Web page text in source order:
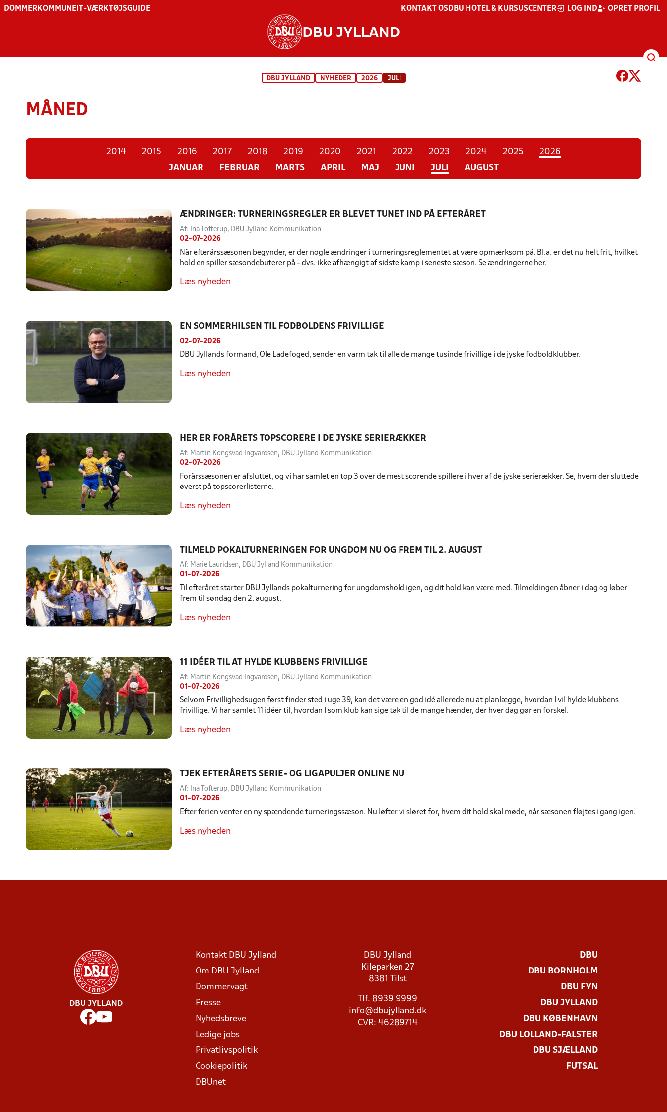
DOMMER KOMMUNE IT-VÆRKTØJSGUIDE KONTAKT OS DBU HOTEL & KURSUSCENTER LOG IND OPRET PROFIL
DBU JYLLAND
DBU JYLLAND NYHEDER 2026 JULI
MÅNED
2014 2015 2016 2017 2018 2019 2020 2021 2022 2023 2024 2025
2026
JANUAR
FEBRUAR MARTS APRIL MAJ JUNI JULI AUGUST
ÆNDRINGER: TURNERINGSREGLER ER BLEVET TUNET IND PÅ EFTERÅRET
Af: Ina Tofterup, DBU Jylland Kommunikation
02-07-2026
Når efterårssæsonen begynder, er der nogle ændringer i turneringsreglementet at være opmærksom på. Bl.a. er det nu helt frit, hvilket
hold en spiller sæsondebuterer på - dvs. ikke afhængigt af sidste kamp i seneste sæson. Se ændringerne her.
Læs nyheden
EN SOMMERHILSEN TIL FODBOLDENS FRIVILLIGE
02-07-2026
DBU Jyllands formand, Ole Ladefoged, sender en varm tak til alle de mange tusinde frivillige i de jyske fodboldklubber.
Læs nyheden
HER ER FORÅRETS TOPSCORERE I DE JYSKE SERIERÆKKER
Af: Martin Kongsvad Ingvardsen, DBU Jylland Kommunikation
02-07-2026
Forårssæsonen er afsluttet, og vi har samlet en top 3 over de mest scorende spillere i hver af de jyske serierækker. Se, hvem der sluttede
øverst på topscorerlisterne.
Læs nyheden
TILMELD POKALTURNERINGEN FOR UNGDOM NU OG FREM TIL 2. AUGUST
Af: Marie Lauridsen, DBU Jylland Kommunikation
01-07-2026
Til efteråret starter DBU Jyllands pokalturnering for ungdomshold igen, og dit hold kan være med. Tilmeldingen åbner i dag og løber
frem til søndag den 2. august.
Læs nyheden
11 IDÉER TIL AT HYLDE KLUBBENS FRIVILLIGE
Af: Martin Kongsvad Ingvardsen, DBU Jylland Kommunikation
01-07-2026
Selvom Frivillighedsugen først finder sted i uge 39, kan det være en god idé allerede nu at planlægge, hvordan I vil hylde klubbens
frivillige. Vi har samlet 11 idéer til, hvordan I som klub kan sige tak til de mange hænder, der hver dag gør en forskel.
Læs nyheden
TJEK EFTERÅRETS SERIE- OG LIGAPULJER ONLINE NU
Af: Ina Tofterup, DBU Jylland Kommunikation
01-07-2026
Efter ferien venter en ny spændende turneringssæson. Nu løfter vi sløret for, hvem dit hold skal møde, når sæsonen fløjtes i gang igen.
Læs nyheden
DBU JYLLAND
Kontakt DBU Jylland
Om DBU Jylland
Dommervagt
Presse
Nyhedsbreve
Ledige jobs
Privatlivspolitik
Cookiepolitik
DBUnet
DBU Jylland
Kileparken 27
8381 Tilst
Tlf. 8939 9999
info@dbujylland.dk
CVR: 46289714
DBU
DBU BORNHOLM
DBU FYN
DBU JYLLAND
DBU KØBENHAVN
DBU LOLLAND-FALSTER
DBU SJÆLLAND
FUTSAL